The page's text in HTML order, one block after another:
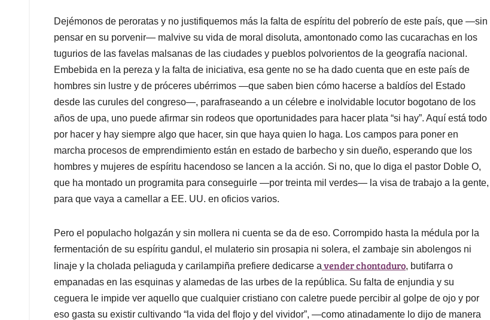
Dejémonos de peroratas y no justifiquemos más la falta de espíritu del pobrerío de este país, que —sin
pensar en su porvenir— malvive su vida de moral disoluta, amontonado como las cucarachas en los
tugurios de las favelas malsanas de las ciudades y pueblos polvorientos de la geografía nacional.
Embebida en la pereza y la falta de iniciativa, esa gente no se ha dado cuenta que en este país de
hombres sin lustre y de próceres ubérrimos ―que saben bien cómo hacerse a baldíos del Estado
desde las curules del congreso—, parafraseando a un célebre e inolvidable locutor bogotano de los
años de upa, uno puede afirmar sin rodeos que oportunidades para hacer plata “si hay”. Aquí está todo
por hacer y hay siempre algo que hacer, sin que haya quien lo haga. Los campos para poner en
marcha procesos de emprendimiento están en estado de barbecho y sin dueño, esperando que los
hombres y mujeres de espíritu hacendoso se lancen a la acción. Si no, que lo diga el pastor Doble O,
que ha montado un programita para conseguirle ―por treinta mil verdes— la visa de trabajo a la gente,
para que vaya a camellar a EE. UU. en oficios varios.
Pero el populacho holgazán y sin mollera ni cuenta se da de eso. Corrompido hasta la médula por la
fermentación de su espíritu gandul, el mulaterio sin prosapia ni solera, el zambaje sin abolengos ni
linaje y la cholada peliaguda y carilampiña prefiere dedicarse a vender chontaduro, butifarra o
empanadas en las esquinas y alamedas de las urbes de la república. Su falta de enjundia y su
ceguera le impide ver aquello que cualquier cristiano con caletre puede percibir al golpe de ojo y por
eso gasta su existir cultivando “la vida del flojo y del vividor”, —como atinadamente lo dijo de manera